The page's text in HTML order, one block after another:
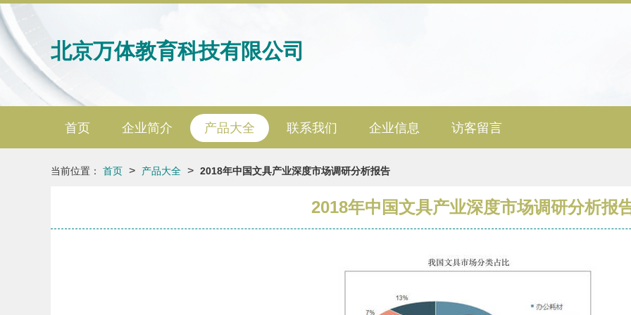
北京万体教育科技有限公司
首页 企业简介 产品大全 联系我们 企业信息 访客留言
当前位置： 首页 > 产品大全 > 2018年中国文具产业深度市场调研分析报告
2018年中国文具产业深度市场调研分析报